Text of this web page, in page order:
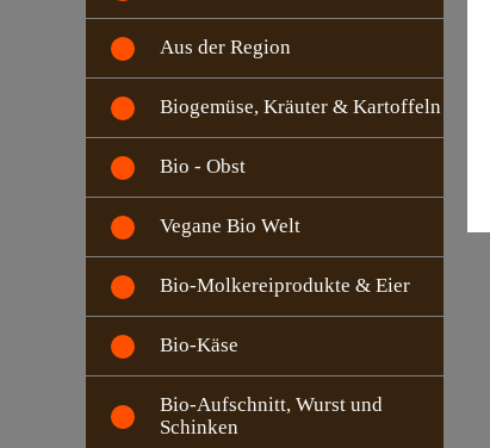
Aus der Region
Biogemüse, Kräuter & Kartoffeln
Bio - Obst
Vegane Bio Welt
Bio-Molkereiprodukte & Eier
Bio-Käse
Bio-Aufschnitt, Wurst und
Schinken